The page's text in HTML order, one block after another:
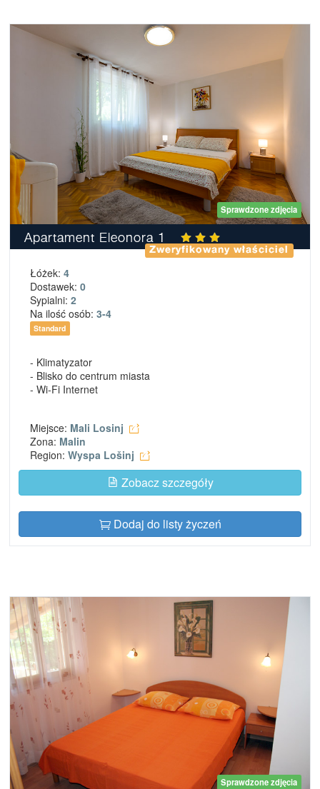
Sprawdzone zdjęcia
Apartament Eleonora 1
Zweryfikowany właściciel
Łóżek: 4
Dostawek: 0
Sypialni: 2
Na ilość osób: 3-4
Standard
- Klimatyzator
- Blisko do centrum miasta
- Wi-Fi Internet
Miejsce: Mali Losinj
Zona: Malin
Region: Wyspa Lošinj
Zobacz szczegóły
Dodaj do listy życzeń
Sprawdzone zdjęcia